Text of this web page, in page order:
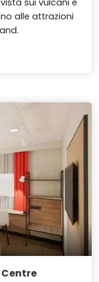
alle attrazioni